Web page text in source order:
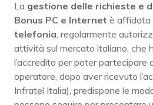
La gestione delle richieste e
Bonus PC e Internet è affidata
telefonia , regolarmente
attività sul mercato italiano, che
l’accredito per poter partecipare
operatore, dopo aver ricevuto
Infratel Italia), predispone le